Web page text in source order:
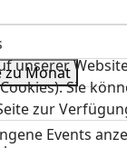
zu Monat
Events
unserer
Sie
zur